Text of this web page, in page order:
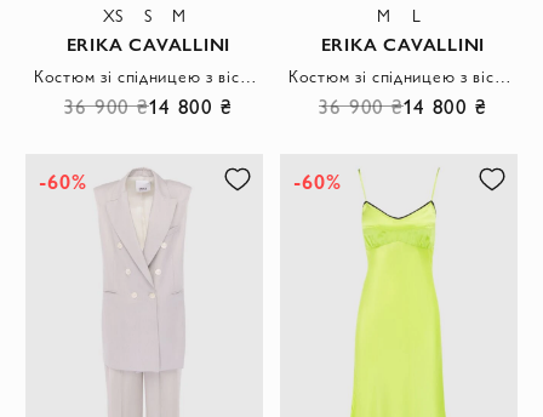
XS S M
ERIKA CAVALLINI
Костюм зі спідницею з віскози та поліаміду бежевий жіночий
36 900 ₴14 800 ₴
M L
ERIKA CAVALLINI
Костюм зі спідницею з віскози та поліаміду рожевий жіночий
36 900 ₴14 800 ₴
-60% -60%